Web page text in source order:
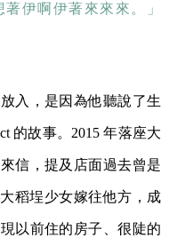
伊啊伊著來來來。」
入，是因為他聽說了生
的故事。2015 年落座大
信，提及店面過去曾是
稻埕少女嫁往他方，成
以前住的房子、很陡的